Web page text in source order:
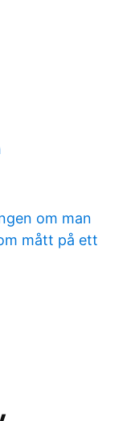
om man
mått på ett